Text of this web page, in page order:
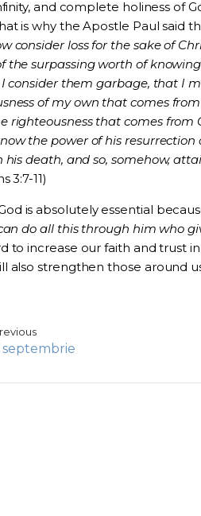
and complete holiness of
is why the Apostle Paul said
consider loss for the sake of
the surpassing worth of
consider them garbage, that I
of my own that comes
righteousness that comes from
the power of his
his death, and so, somehow,
3:7-11)
is absolutely essential
do all this through him who
to increase our faith and trust
also strengthen those around
septembrie